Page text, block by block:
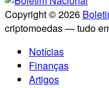
Copyright © 2026
criptomoedas — tudo
Notícias
Finanças
Artigos